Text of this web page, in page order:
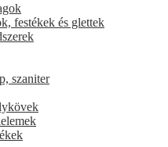
festékek és glettek
szaniter